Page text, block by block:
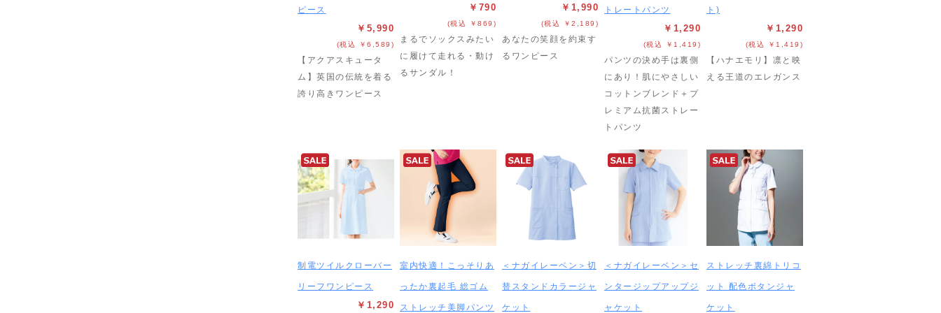
ピース
￥5,990
(税込 ￥6,589)
【アクアスキュータ
ム】英国の伝統を着る
誇り高きワンピース
￥790
(税込 ￥869)
まるでソックスみたい
に履けて走れる・動け
るサンダル！
￥1,990
(税込 ￥2,189)
あなたの笑顔を約束す
るワンピース
トレートパンツ
￥1,290
(税込 ￥1,419)
パンツの決め手は裏側
にあり！肌にやさしい
コットンブレンド＋プ
レミアム抗菌ストレー
トパンツ
ト)
￥1,290
(税込 ￥1,419)
【ハナエモリ】凛と映
える王道のエレガンス
制電ツイルクローバー
リーフワンピース
￥1,290
室内快適！こっそりあ
ったか裏起毛 総ゴム
ストレッチ美脚パンツ
＜ナガイレーベン＞切
替スタンドカラージャ
ケット
＜ナガイレーベン＞セ
ンタージップアップジ
ャケット
ストレッチ裏綿トリコ
ット 配色ボタンジャ
ケット